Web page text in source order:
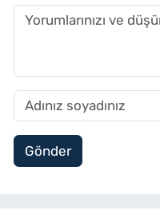
Gönder